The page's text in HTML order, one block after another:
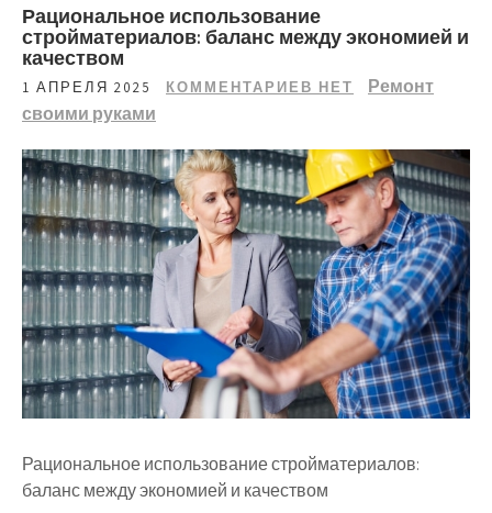
Рациональное использование
стройматериалов: баланс между экономией и
качеством
1 АПРЕЛЯ 2025 КОММЕНТАРИЕВ НЕТ
Ремонт
своими руками
Рациональное использование стройматериалов:
баланс между экономией и качеством